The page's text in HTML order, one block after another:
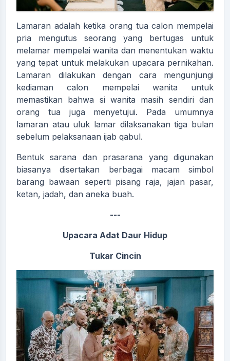
Lamaran adalah ketika orang tua calon mempelai
pria mengutus seorang yang bertugas untuk
melamar mempelai wanita dan menentukan waktu
yang tepat untuk melakukan upacara pernikahan.
Lamaran dilakukan dengan cara mengunjungi
kediaman calon mempelai wanita untuk
memastikan bahwa si wanita masih sendiri dan
orang tua juga menyetujui. Pada umumnya
lamaran atau uluk lamar dilaksanakan tiga bulan
sebelum pelaksanaan ijab qabul.
Bentuk sarana dan prasarana yang digunakan
biasanya disertakan berbagai macam simbol
barang bawaan seperti pisang raja, jajan pasar,
ketan, jadah, dan aneka buah.
---
Upacara Adat Daur Hidup
Tukar Cincin